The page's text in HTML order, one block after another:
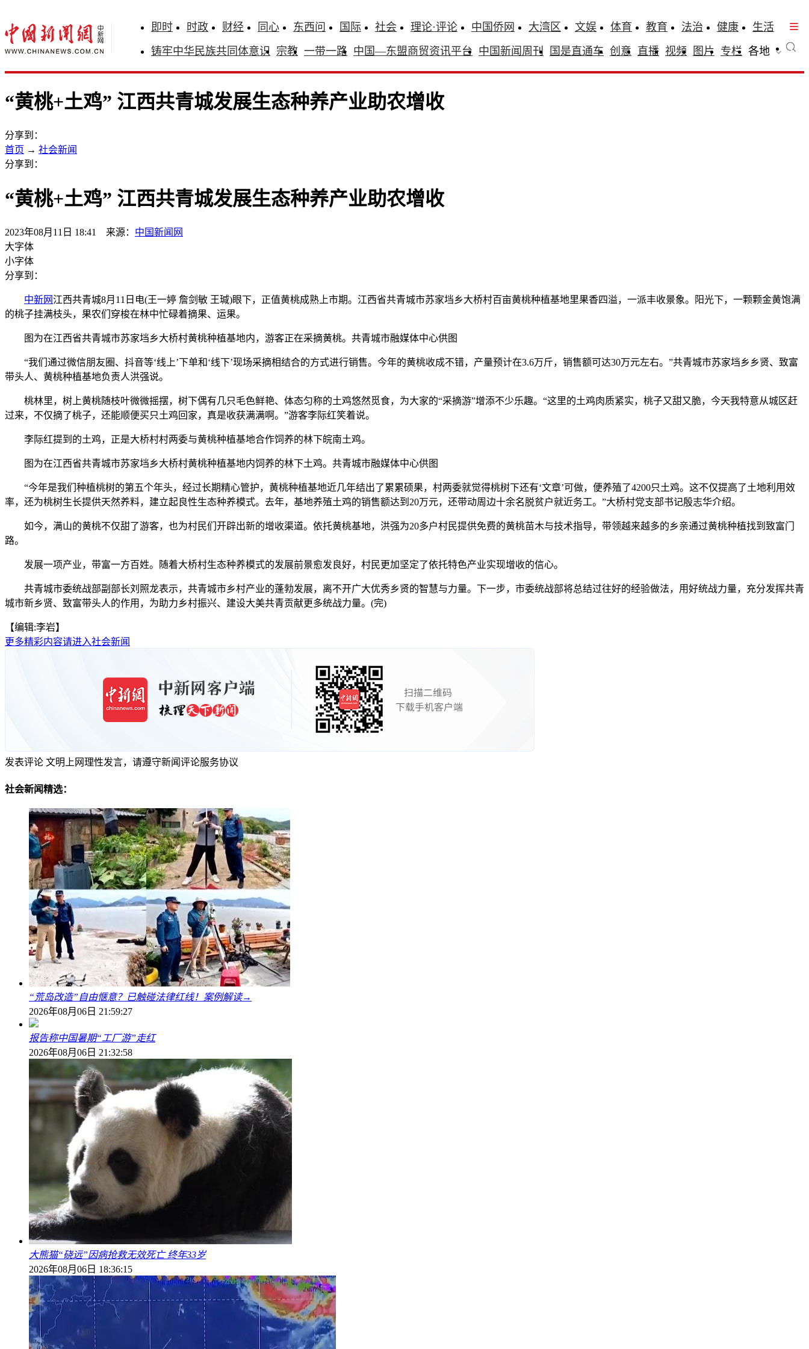
即时 时政 财经 同心 东西问 国际 社会 理论·评论 中国侨网 大湾区 文娱 体育 教育 法治 健康
生活
铸牢中华民族共同体意识 宗教 一带一路 中国—东盟商贸资讯平台 中国新闻周刊 国是直通车 创意 直播 视频 图片 专栏 各地
“黄桃+土鸡” 江西共青城发展生态种养产业助农增收
分享到：
首页 → 社会新闻
分享到：
“黄桃+土鸡” 江西共青城发展生态种养产业助农增收
2023年08月11日 18:41 来源： 中国新闻网
大字体
小字体
分享到：
中新网 江西共青城8月11日电(王一婷 詹剑敏 王瑊)眼下，正值黄桃成熟上市期。江西省共青城市苏家垱乡大桥村百亩黄桃种植基地里果香四溢，一派丰收景象。阳光下，一颗颗金黄饱满
的桃子挂满枝头，果农们穿梭在林中忙碌着摘果、运果。
图为在江西省共青城市苏家垱乡大桥村黄桃种植基地内，游客正在采摘黄桃。共青城市融媒体中心供图
“我们通过微信朋友圈、抖音等‘线上’下单和‘线下’现场采摘相结合的方式进行销售。今年的黄桃收成不错，产量预计在3.6万斤，销售额可达30万元左右。”共青城市苏家垱乡乡贤、致富
带头人、黄桃种植基地负责人洪强说。
桃林里，树上黄桃随枝叶微微摇摆，树下偶有几只毛色鲜艳、体态匀称的土鸡悠然觅食，为大家的“采摘游”增添不少乐趣。“这里的土鸡肉质紧实，桃子又甜又脆，今天我特意从城区赶
过来，不仅摘了桃子，还能顺便买只土鸡回家，真是收获满满啊。”游客李际红笑着说。
李际红提到的土鸡，正是大桥村村两委与黄桃种植基地合作饲养的林下皖南土鸡。
图为在江西省共青城市苏家垱乡大桥村黄桃种植基地内饲养的林下土鸡。共青城市融媒体中心供图
“今年是我们种植桃树的第五个年头，经过长期精心管护，黄桃种植基地近几年结出了累累硕果，村两委就觉得桃树下还有‘文章’可做，便养殖了4200只土鸡。这不仅提高了土地利用效
率，还为桃树生长提供天然养料，建立起良性生态种养模式。去年，基地养殖土鸡的销售额达到20万元，还带动周边十余名脱贫户就近务工。”大桥村党支部书记殷志华介绍。
如今，满山的黄桃不仅甜了游客，也为村民们开辟出新的增收渠道。依托黄桃基地，洪强为20多户村民提供免费的黄桃苗木与技术指导，带领越来越多的乡亲通过黄桃种植找到致富门
路。
发展一项产业，带富一方百姓。随着大桥村生态种养模式的发展前景愈发良好，村民更加坚定了依托特色产业实现增收的信心。
共青城市委统战部副部长刘照龙表示，共青城市乡村产业的蓬勃发展，离不开广大优秀乡贤的智慧与力量。下一步，市委统战部将总结过往好的经验做法，用好统战力量，充分发挥共青
城市新乡贤、致富带头人的作用，为助力乡村振兴、建设大美共青贡献更多统战力量。(完)
【编辑:李岩】
更多精彩内容请进入社会新闻
发表评论 文明上网理性发言，请遵守新闻评论服务协议
社会新闻精选：
“荒岛改造”自由惬意？已触碰法律红线！案例解读→
2026年08月06日 21:59:27
报告称中国暑期“工厂游”走红
2026年08月06日 21:32:58
大熊猫“硗远”因病抢救无效死亡 终年33岁
2026年08月06日 18:36:15